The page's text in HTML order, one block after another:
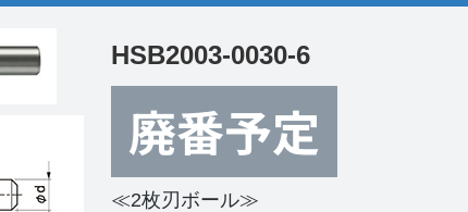
HSB2003-0030-6
≪2枚刃ボール≫